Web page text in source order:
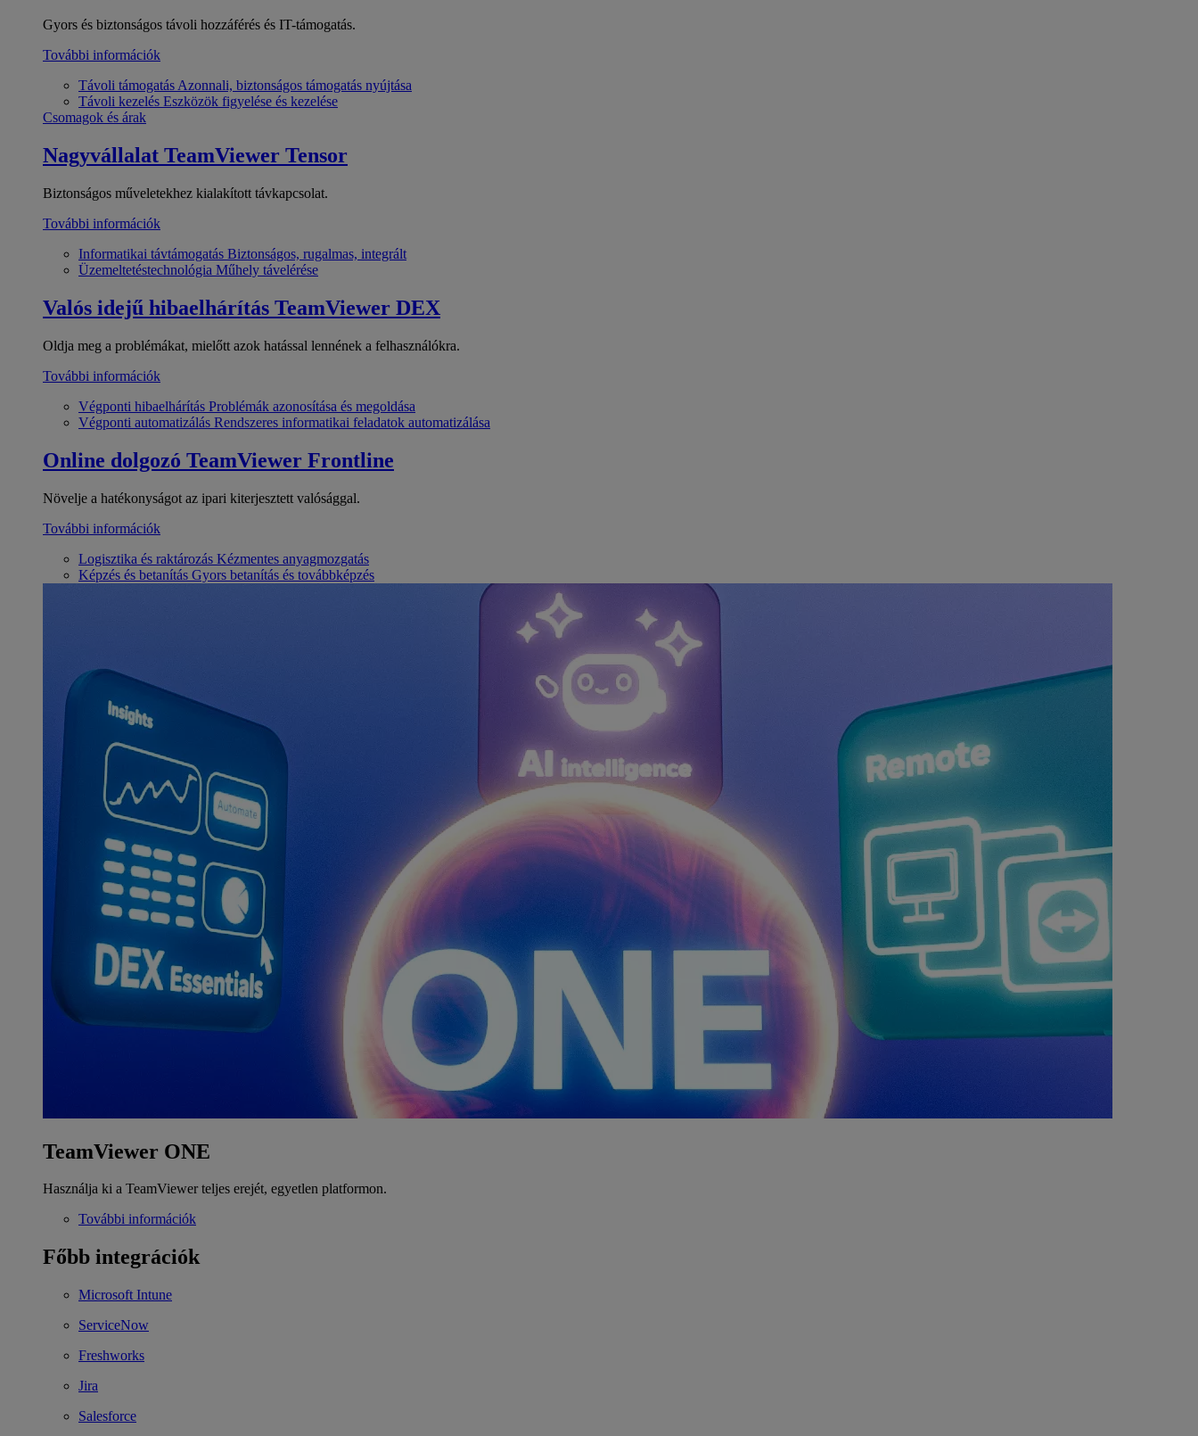
Gyors és biztonságos távoli hozzáférés és IT-támogatás.
További információk
Távoli támogatás Azonnali, biztonságos támogatás nyújtása
Távoli kezelés Eszközök figyelése és kezelése
Csomagok és árak
Nagyvállalat TeamViewer Tensor
Biztonságos műveletekhez kialakított távkapcsolat.
További információk
Informatikai távtámogatás Biztonságos, rugalmas, integrált
Üzemeltetéstechnológia Műhely távelérése
Valós idejű hibaelhárítás TeamViewer DEX
Oldja meg a problémákat, mielőtt azok hatással lennének a felhasználókra.
További információk
Végponti hibaelhárítás Problémák azonosítása és megoldása
Végponti automatizálás Rendszeres informatikai feladatok automatizálása
Online dolgozó TeamViewer Frontline
Növelje a hatékonyságot az ipari kiterjesztett valósággal.
További információk
Logisztika és raktározás Kézmentes anyagmozgatás
Képzés és betanítás Gyors betanítás és továbbképzés
TeamViewer ONE
Használja ki a TeamViewer teljes erejét, egyetlen platformon.
További információk
Főbb integrációk
Microsoft Intune
ServiceNow
Freshworks
Jira
Salesforce